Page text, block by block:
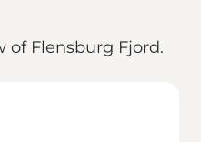
of Flensburg Fjord.